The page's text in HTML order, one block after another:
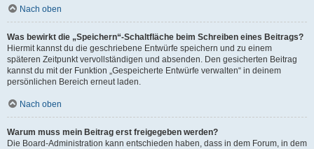
Nach oben
Was bewirkt die „Speichern“-Schaltfläche beim Schreiben eines Beitrags?
Hiermit kannst du die geschriebene Entwürfe speichern und zu einem
späteren Zeitpunkt vervollständigen und absenden. Den gesicherten Beitrag
kannst du mit der Funktion „Gespeicherte Entwürfe verwalten“ in deinem
persönlichen Bereich erneut laden.
Nach oben
Warum muss mein Beitrag erst freigegeben werden?
Die Board-Administration kann entschieden haben, dass in dem Forum, in dem